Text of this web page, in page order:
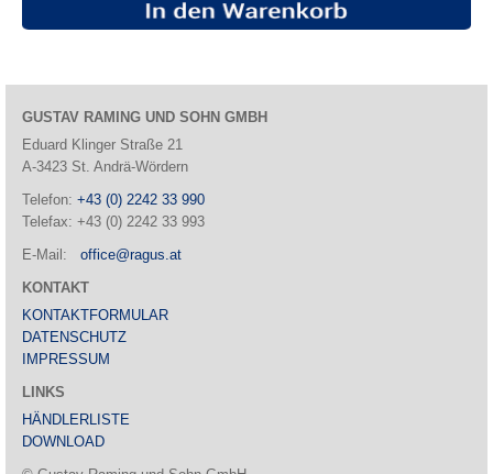
GUSTAV RAMING UND SOHN GMBH
Eduard Klinger Straße 21
A-3423 St. Andrä-Wördern
Telefon: +43 (0) 2242 33 990
Telefax: +43 (0) 2242 33 993
E-Mail: office@ragus.at
KONTAKT
KONTAKTFORMULAR
DATENSCHUTZ
IMPRESSUM
LINKS
HÄNDLERLISTE
DOWNLOAD